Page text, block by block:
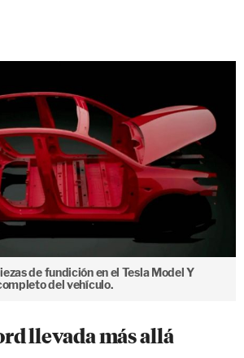
de fundición en el Tesla Model Y
del vehículo.
llevada más allá